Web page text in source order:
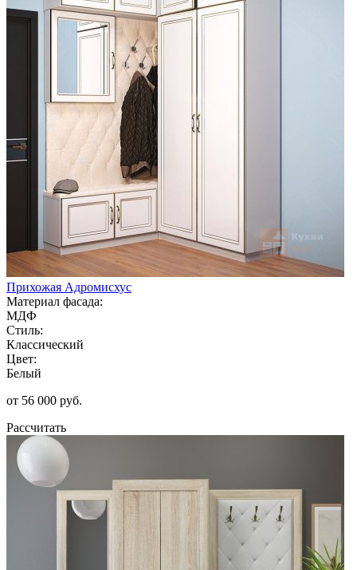
Прихожая Адромисхус
Материал фасада:
МДФ
Стиль:
Классический
Цвет:
Белый
от 56 000 руб.
Рассчитать